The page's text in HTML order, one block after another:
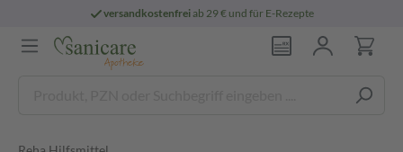
versandkostenfreiab 29 € und für E-Rezepte